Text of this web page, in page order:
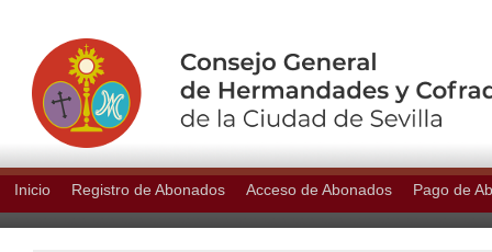
Inicio Registro de Abonados Acceso de Abonados Pago de